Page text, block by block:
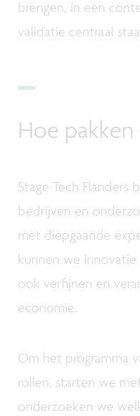
brengen, in een
validatie centraal
Hoe
Stage Tech Flanders
bedrijven en
met diepgaande
kunnen we
ook verfijnen en
economie.
Om het programma
rollen, starten we
onderzoeken we